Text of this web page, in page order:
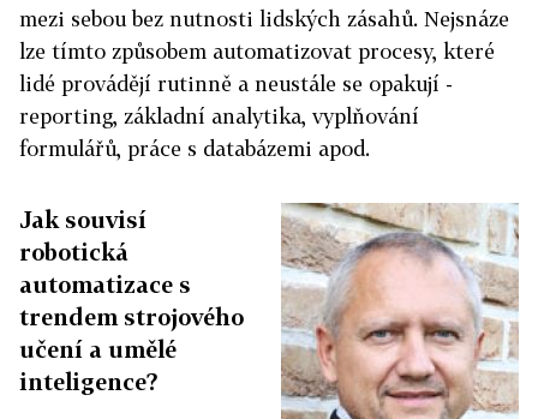
mezi sebou bez nutnosti lidských zásahů. Nejsnáze
lze tímto způsobem automatizovat procesy, které
lidé provádějí rutinně a neustále se opakují -
reporting, základní analytika, vyplňování
formulářů, práce s databázemi apod.
Jak souvisí
robotická
automatizace s
trendem strojového
učení a umělé
inteligence?